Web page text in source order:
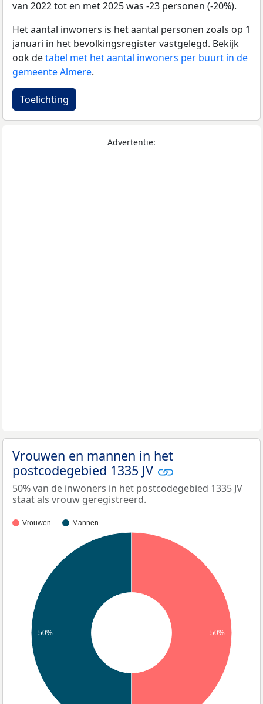
van 2022 tot en met 2025 was -23 personen (-20%).
Het aantal inwoners is het aantal personen zoals op 1
januari in het bevolkingsregister vastgelegd. Bekijk
ook detabel met het aantal inwoners per buurt in de
gemeente Almere.
Toelichting
Advertentie:
Vrouwen en mannen in het
postcodegebied 1335 JV
50% van de inwoners in het postcodegebied 1335 JV
staat als vrouw geregistreerd.
Vrouwen Mannen
50% 50%